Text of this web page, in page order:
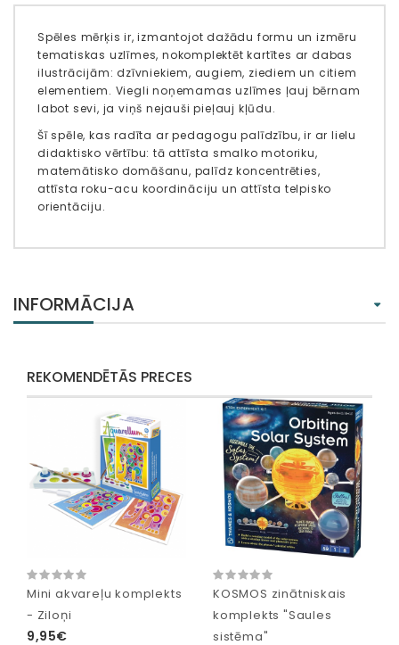
Spēles mērķis ir, izmantojot dažādu formu un izmēru
tematiskas uzlīmes, nokomplektēt kartītes ar dabas
ilustrācijām: dzīvniekiem, augiem, ziediem un citiem
elementiem. Viegli noņemamas uzlīmes ļauj bērnam
labot sevi, ja viņš nejauši pieļauj kļūdu.
Šī spēle, kas radīta ar pedagogu palīdzību, ir ar lielu
didaktisko vērtību: tā attīsta smalko motoriku,
matemātisko domāšanu, palīdz koncentrēties,
attīsta roku-acu koordināciju un attīsta telpisko
orientāciju.
INFORMĀCIJA
REKOMENDĒTĀS PRECES
Mini akvareļu komplekts
- Ziloņi
9,95€
KOSMOS zinātniskais
komplekts "Saules
sistēma"